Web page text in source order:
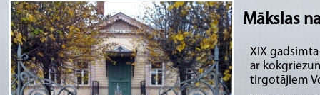
Mākslas
XIX
ar
tirgotājiem